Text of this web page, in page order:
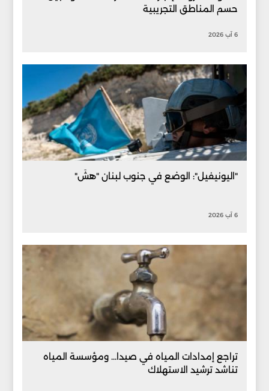
حسم المناطق التجريبية
6 آب 2026
"اليونيفيل": الوضع في جنوب لبنان "هشّ"
6 آب 2026
تراجع إمدادات المياه في صيدا... ومؤسسة المياه
تناشد ترشيد الاستهلاك